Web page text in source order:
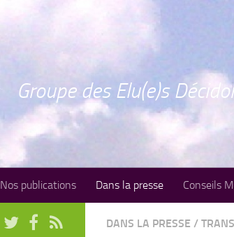
Groupe des Elu(e)s
Nos publications Dans la presse Conseils
DANS LA PRESSE /